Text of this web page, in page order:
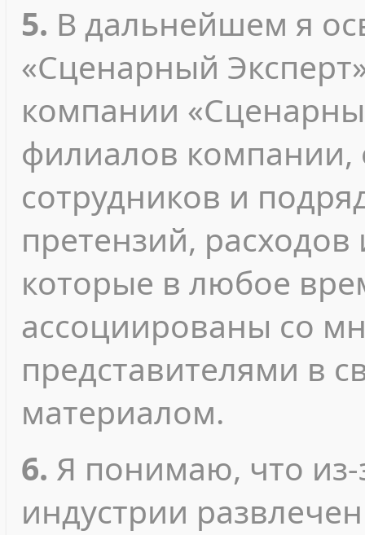
5. В дальнейшем я
«Сценарный
компании
филиалов компании,
сотрудников и
претензий, расходов
которые в любое
ассоциированы со
представителями в
материалом.
6. Я понимаю, что из-
индустрии